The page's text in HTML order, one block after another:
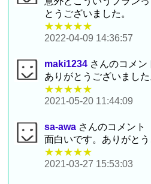
とうございました。
★★★★★
2022-04-09 14:36:57
maki1234 さんのコメン
ありがとうございました
★★★★★
2021-05-20 11:44:09
sa-awa さんのコメント
面白いです。ありがと
★★★★★
2021-03-27 15:53:03